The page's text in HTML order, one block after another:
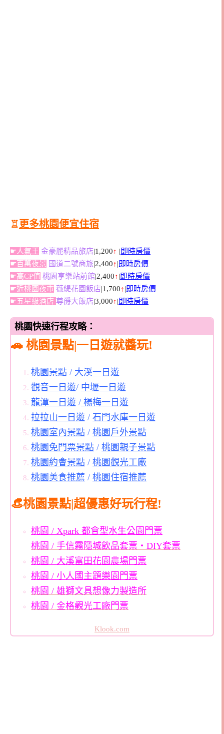
♖更多桃園便宜住宿
☛人氣王 金豪麗精品旅店|1,200↑ |即時房價
☛百萬夜景 國道二號商旅|2,400↑|即時房價
☛高CP值 桃園享樂站前館|2,400↑|即時房價
☛近桃園夜市 薇緹花園飯店|1,700↑|即時房價
☛五星級酒店 尊爵大飯店|3,000↑|即時房價
桃園快速行程攻略：
🚗 桃園景點|一日遊就醬玩!
桃園景點 / 大溪一日遊
觀音一日遊/ 中壢一日遊
龍潭一日遊 / 楊梅一日遊
拉拉山一日遊 / 石門水庫一日遊
桃園室內景點 / 桃園戶外景點
桃園免門票景點 / 桃園親子景點
桃園約會景點 / 桃園觀光工廠
桃園美食推薦 / 桃園住宿推薦
👒桃園景點|超優惠好玩行程!
桃園 / Xpark 都會型水生公園門票
桃園 / 手信霧隱城飲品套票・DIY套票
桃園 / 大溪富田花園農場門票
桃園 / 小人國主題樂園門票
桃園 / 雄獅文具想像力製造所
桃園 / 金格觀光工廠門票
Klook.com